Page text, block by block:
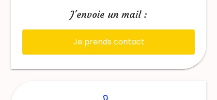
J'envoie un mail :
Je prends contact